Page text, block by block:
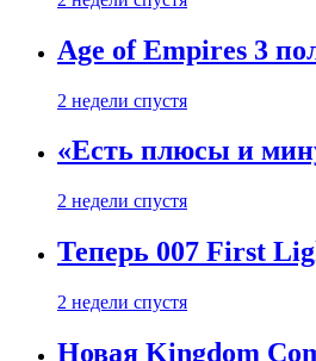
Age of Empires 3
2 недели спустя
«Есть плюсы и
2 недели спустя
Теперь 007 First
2 недели спустя
Новая Kingdom